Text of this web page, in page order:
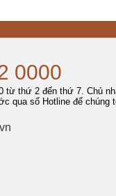
0000
từ thứ 2 đến thứ 7. Chủ
qua số Hotline để chúng